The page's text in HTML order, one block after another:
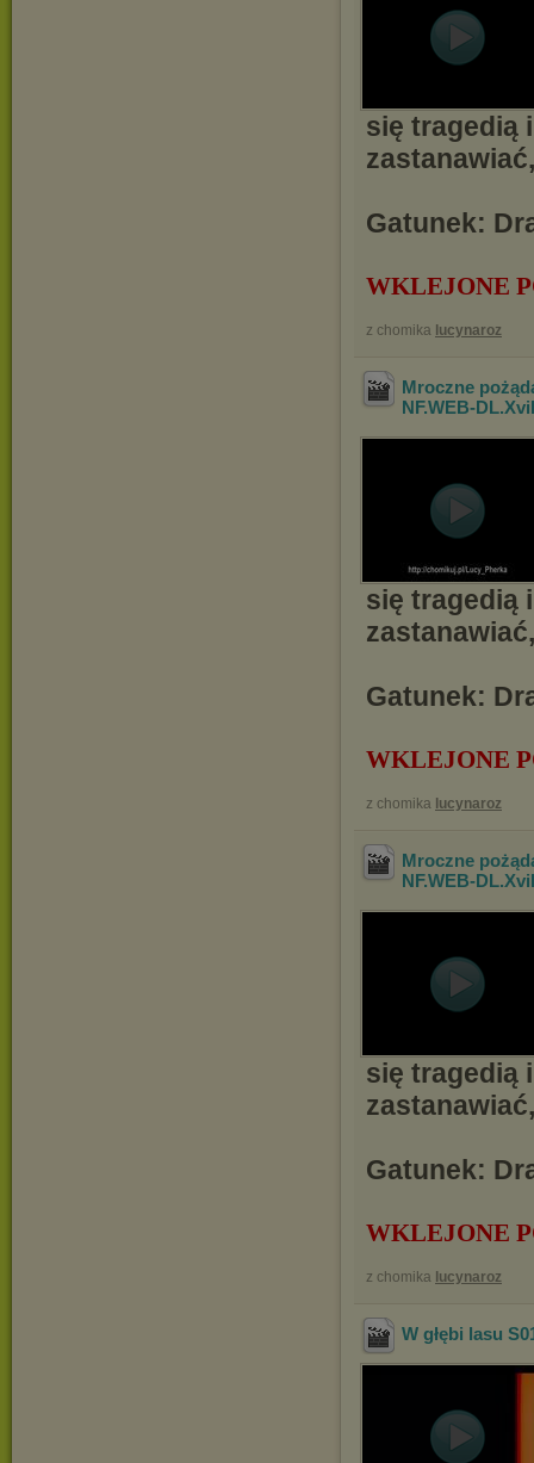
się tragedią
Gatunek:
WKLEJONE
z chomika lucynaroz
Mroczne
NF.WEB-
się tragedią
Gatunek:
WKLEJONE
z chomika lucynaroz
Mroczne
NF.WEB-
się tragedią
Gatunek:
WKLEJONE
z chomika lucynaroz
W głębi lasu